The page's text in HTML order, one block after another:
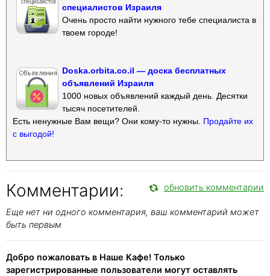
специалистов Израиля
Очень просто найти нужного тебе специалиста в
твоем городе!
Doska.orbita.co.il — доска бесплатных
объявлений Израиля
1000 новых объявлений каждый день. Десятки
тысяч посетителей.
Есть ненужные Вам вещи? Они кому-то нужны. Продайте их
с выгодой!
Комментарии: обновить комментарии
Еще нет ни одного комментария, ваш комментарий может
быть первым
Добро пожаловать в Наше Кафе! Только
зарегистрированные пользователи могут оставлять